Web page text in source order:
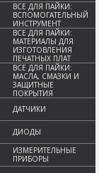
ВСЕ ДЛЯ ПАЙКИ:
ВСПОМОГАТЕЛЬНЫЙ
ИНСТРУМЕНТ
ВСЕ ДЛЯ ПАЙКИ:
МАТЕРИАЛЫ ДЛЯ
ИЗГОТОВЛЕНИЯ
ПЕЧАТНЫХ ПЛАТ
ВСЕ ДЛЯ ПАЙКИ:
МАСЛА, СМАЗКИ И
ЗАЩИТНЫЕ
ПОКРЫТИЯ
ДАТЧИКИ
ДИОДЫ
ИЗМЕРИТЕЛЬНЫЕ
ПРИБОРЫ